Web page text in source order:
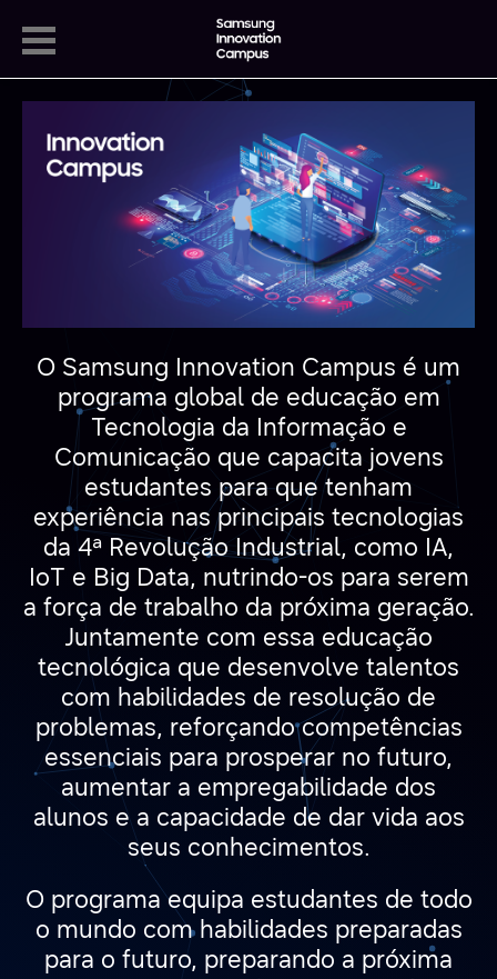
O Samsung Innovation Campus é um
programa global de educação em
Tecnologia da Informação e
Comunicação que capacita jovens
estudantes para que tenham
experiência nas principais tecnologias
da 4ª Revolução Industrial, como IA,
IoT e Big Data, nutrindo-os para serem
a força de trabalho da próxima geração.
Juntamente com essa educação
tecnológica que desenvolve talentos
com habilidades de resolução de
problemas, reforçando competências
essenciais para prosperar no futuro,
aumentar a empregabilidade dos
alunos e a capacidade de dar vida aos
seus conhecimentos.
O programa equipa estudantes de todo
o mundo com habilidades preparadas
para o futuro, preparando a próxima